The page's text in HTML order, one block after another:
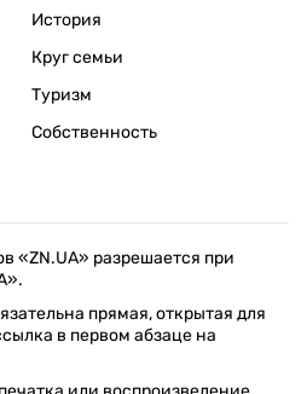
История
Круг семьи
Туризм
Собственность
«ZN.UA» разрешается при
прямая, открытая для
в первом абзаце на